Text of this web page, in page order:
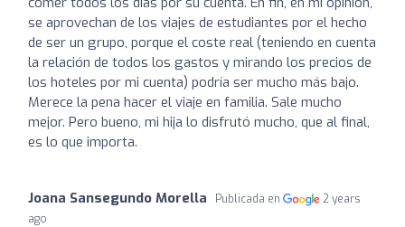
se aprovechan de los viajes de estudiantes por el hecho
de ser un grupo, porque el coste real (teniendo en cuenta
la relación de todos los gastos y mirando los precios de
los hoteles por mi cuenta) podría ser mucho más bajo.
Merece la pena hacer el viaje en familia. Sale mucho
mejor. Pero bueno, mi hija lo disfrutó mucho, que al final,
es lo que importa.
Joana Sansegundo Morella Publicada en
2 years
ago